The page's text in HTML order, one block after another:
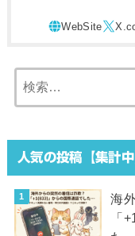
人気の投稿【集計中
海
「